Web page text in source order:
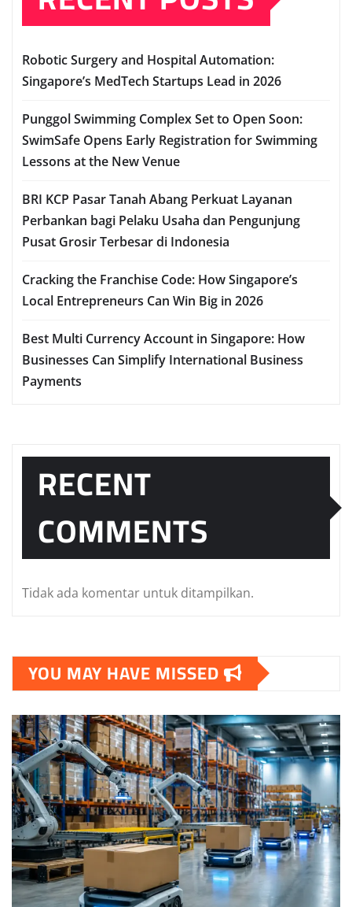
Robotic Surgery and Hospital Automation:
Singapore’s MedTech Startups Lead in 2026
Punggol Swimming Complex Set to Open Soon:
SwimSafe Opens Early Registration for Swimming
Lessons at the New Venue
BRI KCP Pasar Tanah Abang Perkuat Layanan
Perbankan bagi Pelaku Usaha dan Pengunjung
Pusat Grosir Terbesar di Indonesia
Cracking the Franchise Code: How Singapore’s
Local Entrepreneurs Can Win Big in 2026
Best Multi Currency Account in Singapore: How
Businesses Can Simplify International Business
Payments
RECENT
COMMENTS
Tidak ada komentar untuk ditampilkan.
YOU MAY HAVE MISSED